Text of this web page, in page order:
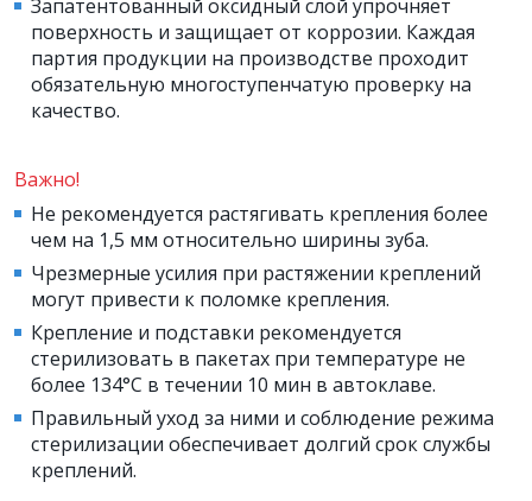
Запатентованный оксидный слой упрочняет
поверхность и защищает от коррозии. Каждая
партия продукции на производстве проходит
обязательную многоступенчатую проверку на
качество.
Важно!
Не рекомендуется растягивать крепления более
чем на 1,5 мм относительно ширины зуба.
Чрезмерные усилия при растяжении креплений
могут привести к поломке крепления.
Крепление и подставки рекомендуется
стерилизовать в пакетах при температуре не
более 134°С в течении 10 мин в автоклаве.
Правильный уход за ними и соблюдение режима
стерилизации обеспечивает долгий срок службы
креплений.